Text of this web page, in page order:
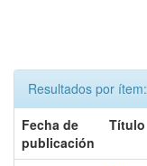
Resultados por ítem:
Fecha de
publicación
Título